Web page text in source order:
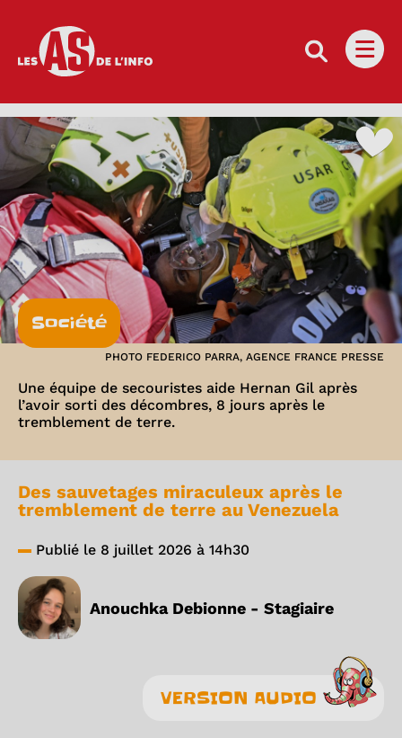
Les as de l'info
Société
PHOTO FEDERICO PARRA, AGENCE FRANCE PRESSE
Une équipe de secouristes aide Hernan Gil après
l’avoir sorti des décombres, 8 jours après le
tremblement de terre.
Des sauvetages miraculeux après le
tremblement de terre au Venezuela
Publié le 8 juillet 2026 à 14h30
Anouchka Debionne - Stagiaire
VERSION AUDIO